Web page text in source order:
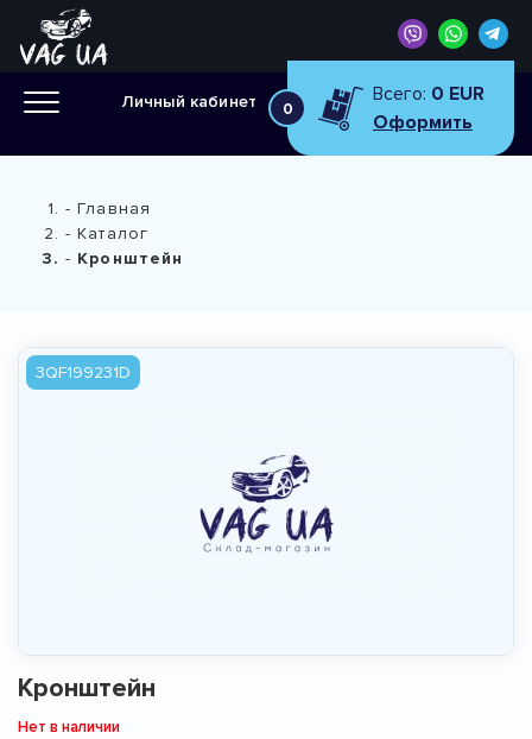
Личный кабинет 0
Всего: 0 EUR
Оформить
Главная
Каталог
Кронштейн
3QF199231D
Кронштейн
Нет в наличии